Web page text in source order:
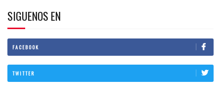
SIGUENOS EN
FACEBOOK
TWITTER